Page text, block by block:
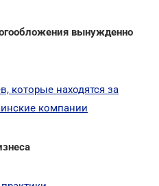
вынужденно
которые находятся за
компании